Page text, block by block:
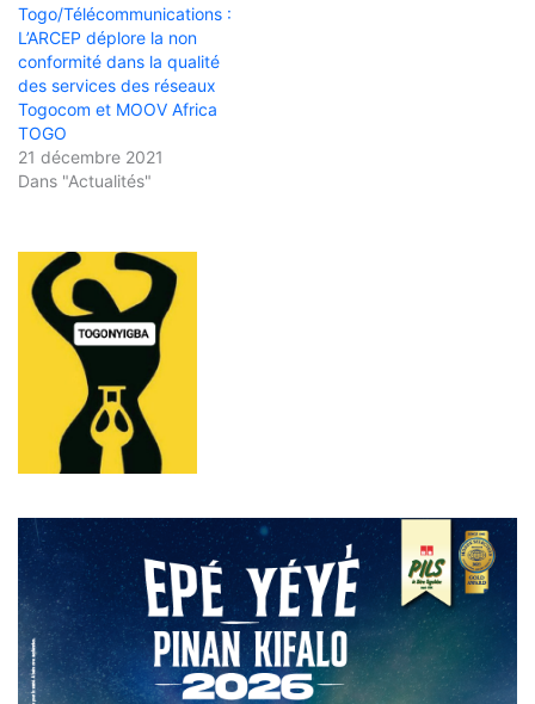
Togo/Télécommunications :
L’ARCEP déplore la non
conformité dans la qualité
des services des réseaux
Togocom et MOOV Africa
TOGO
21 décembre 2021
Dans "Actualités"